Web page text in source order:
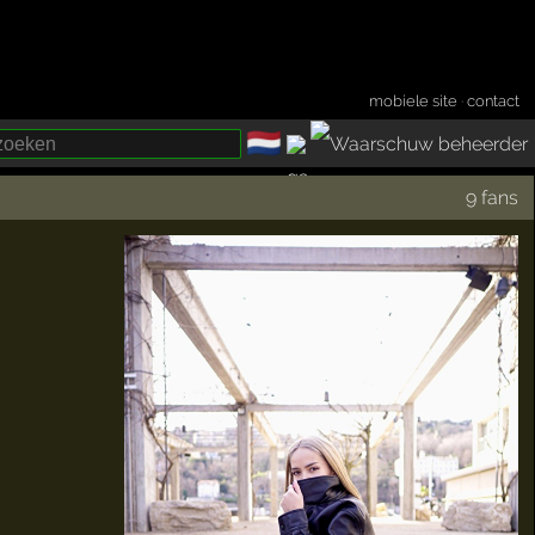
mobiele site ·contact
🇳🇱
9 fans